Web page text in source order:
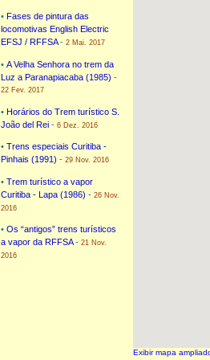
• Fases de pintura das
locomotivas English Electric
EFSJ / RFFSA- 2 Mai. 2017
• A Velha Senhora no trem da
Luz a Paranapiacaba (1985) -
22 Fev. 2017
• Horários do Trem turístico S.
João del Rei - 6 Dez. 2016
• Trens especiais Curitiba -
Pinhais (1991) - 29 Nov. 2016
• Trem turístico a vapor
Curitiba - Lapa (1986) - 26 Nov.
2016
• Os “antigos” trens turísticos
a vapor da RFFSA- 21 Nov.
2016
Exibir mapa